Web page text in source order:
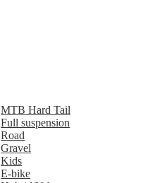
MTB Hard Tail
Full suspension
Road
Gravel
Kids
E-bike